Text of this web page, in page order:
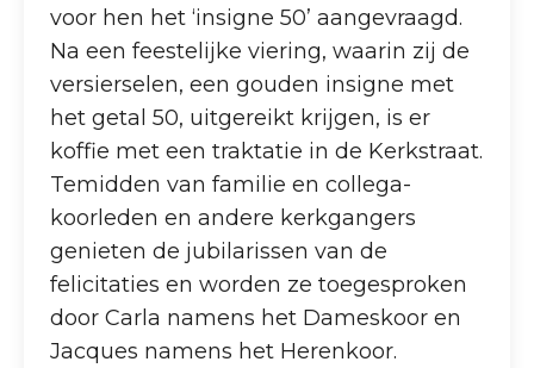
voor hen het ‘insigne 50’ aangevraagd.
Na een feestelijke viering, waarin zij de
versierselen, een gouden insigne met
het getal 50, uitgereikt krijgen, is er
koffie met een traktatie in de Kerkstraat.
Temidden van familie en collega-
koorleden en andere kerkgangers
genieten de jubilarissen van de
felicitaties en worden ze toegesproken
door Carla namens het Dameskoor en
Jacques namens het Herenkoor.